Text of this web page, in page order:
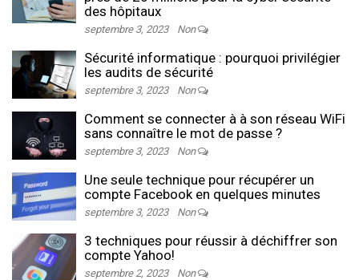
des hôpitaux
septembre 3, 2023 Non
Sécurité informatique : pourquoi privilégier
les audits de sécurité
septembre 3, 2023 Non
Comment se connecter à à son réseau WiFi
sans connaître le mot de passe ?
septembre 3, 2023 Non
Une seule technique pour récupérer un
compte Facebook en quelques minutes
septembre 3, 2023 Non
3 techniques pour réussir à déchiffrer son
compte Yahoo!
septembre 2, 2023 Non